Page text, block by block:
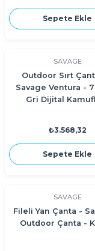
Sepete Ekle
SAVAGE
Outdoor Sırt
Savage Ventura -
Gri Dijital
₺3.568,32
Sepete Ekle
SAVAGE
Fileli Yan Çanta -
Outdoor Çanta -